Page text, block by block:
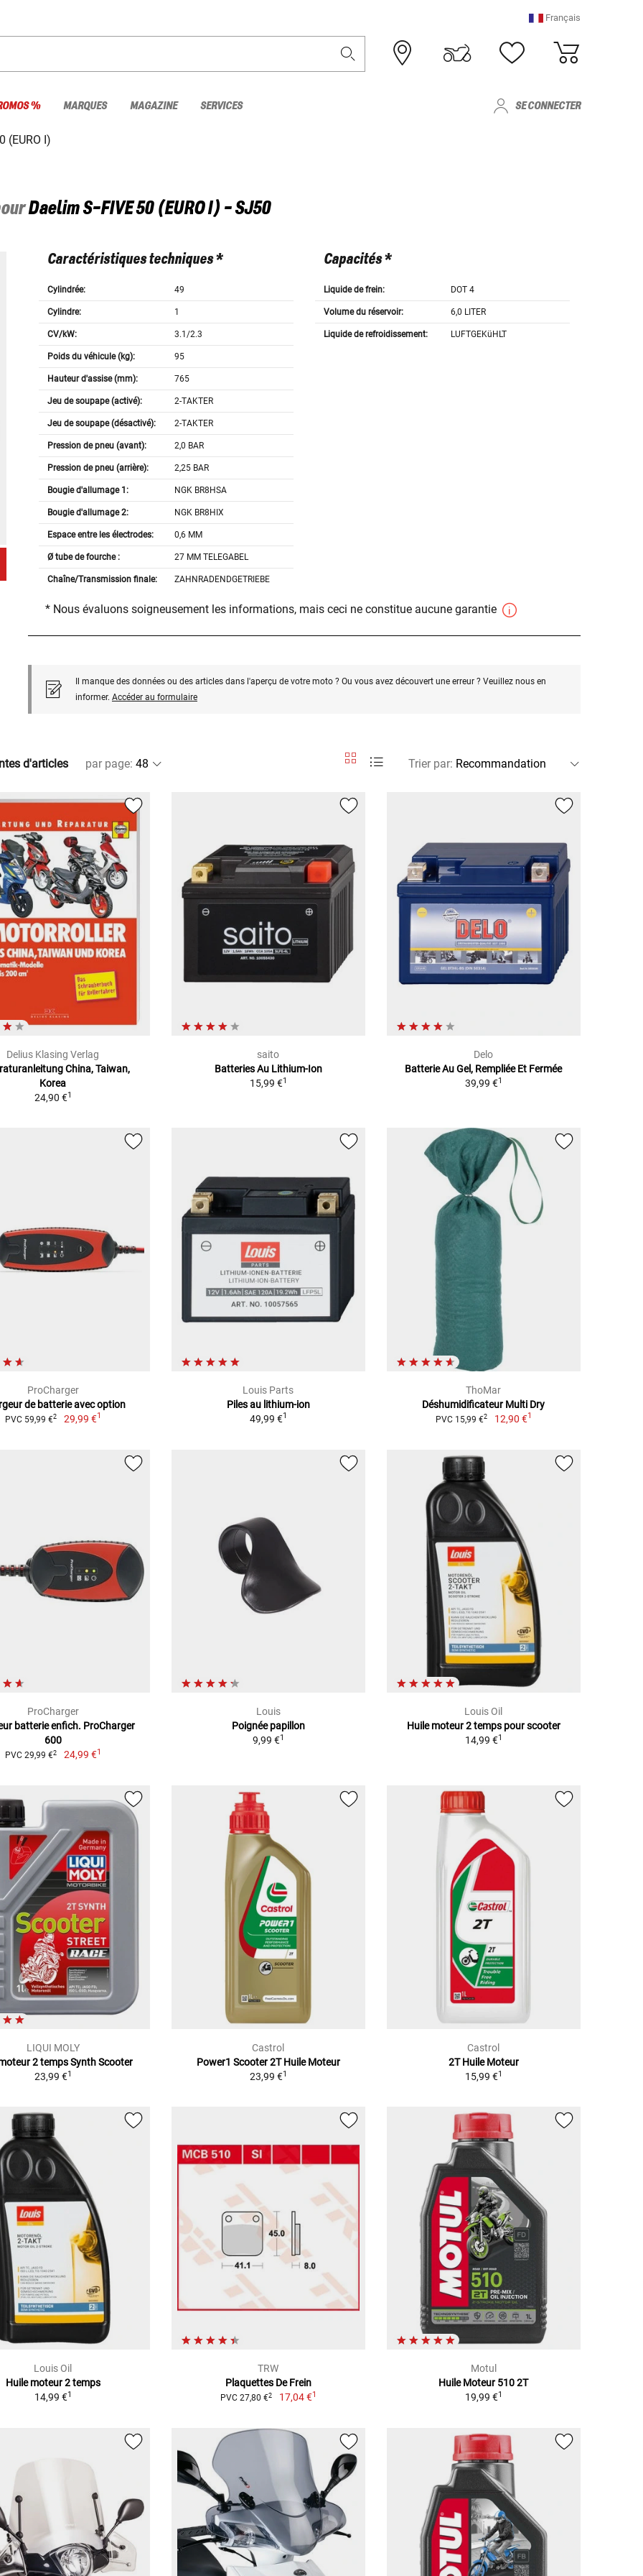
Français
% MARQUES MAGAZINE SERVICES SE CONNECTER
(EURO I)
DaelimS-FIVE 50 (EURO I) - SJ50
Caractéristiques techniques *
Cylindrée: 49
Cylindre: 1
CV/kW: 3.1/2.3
Poids du véhicule (kg): 95
Hauteur d'assise (mm): 765
Jeu de soupape (activé): 2-TAKTER
Jeu de soupape (désactivé): 2-TAKTER
Pression de pneu (avant): 2,0 BAR
Pression de pneu (arrière): 2,25 BAR
Bougie d'allumage 1: NGK BR8HSA
Bougie d'allumage 2: NGK BR8HIX
Espace entre les électrodes: 0,6 MM
Ø tube de fourche : 27 MM TELEGABEL
Chaîne/Transmission finale: ZAHNRADENDGETRIEBE
Capacités *
Liquide de frein: DOT 4
Volume du réservoir: 6,0 LITER
Liquide de refroidissement: LUFTGEKüHLT
* Nous évaluons soigneusement les informations, mais ceci ne constitue aucune garantie
Il manque des données ou des articles dans l'aperçu de votre moto ? Ou vous avez découvert une erreur ? Veuillez nous en
informer. Accéder au formulaire
d'articles par page: Trier par:
Delius Klasing Verlag
China, Taiwan,
Korea
24,90 €1
saito
Batteries Au Lithium-Ion
15,99 €1
Delo
Batterie Au Gel, Rempliée Et Fermée
39,99 €1
ProCharger
de batterie avec option
PVC 59,99 €2 29,99 €1
Louis Parts
Piles au lithium-ion
49,99 €1
ThoMar
Déshumidificateur Multi Dry
PVC 15,99 €2 12,90 €1
ProCharger
batterie enfich. ProCharger
600
PVC 29,99 €2 24,99 €1
Louis
Poignée papillon
9,99 €1
Louis Oil
Huile moteur 2 temps pour scooter
14,99 €1
LIQUI MOLY
2 temps Synth Scooter
23,99 €1
Castrol
Power1 Scooter 2T Huile Moteur
23,99 €1
Castrol
2T Huile Moteur
15,99 €1
Louis Oil
Huile moteur 2 temps
14,99 €1
TRW
Plaquettes De Frein
PVC 27,80 €2 17,04 €1
Motul
Huile Moteur 510 2T
19,99 €1